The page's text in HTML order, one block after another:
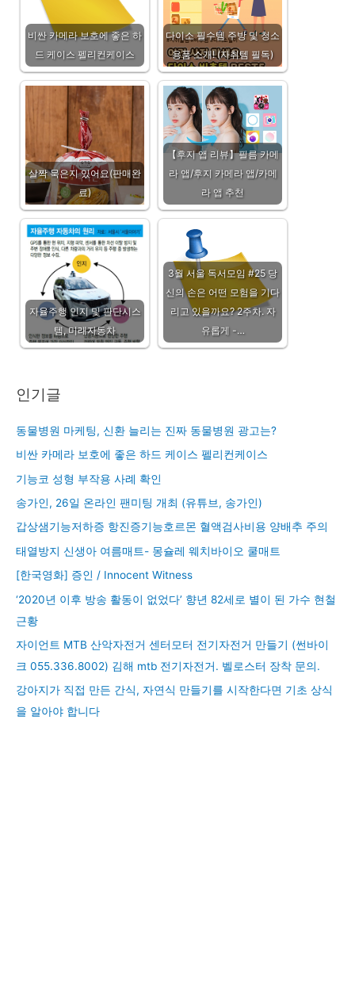
비싼 카메라 보호에 좋은 하
드 케이스 펠리컨케이스
다이소 필수템 주방 및 청소
용품 소개! (자취템 필독)
살짝 묵은지 있어요(판매완
료)
【후지 앱 리뷰】필름 카메
라 앱/후지 카메라 앱/카메
라 앱 추천
자율주행 인지 및 판단시스
템, 미래자동차
3월 서울 독서모임 #25 당
신의 손은 어떤 모험을 기다
리고 있을까요? 2주차. 자
유롭게 -…
인기글
동물병원 마케팅, 신환 늘리는 진짜 동물병원 광고는?
비싼 카메라 보호에 좋은 하드 케이스 펠리컨케이스
기능코 성형 부작용 사례 확인
송가인, 26일 온라인 팬미팅 개최 (유튜브, 송가인)
갑상샘기능저하증 항진증기능호르몬 혈액검사비용 양배추 주의
태열방지 신생아 여름매트- 몽슐레 웨치바이오 쿨매트
[한국영화] 증인 / Innocent Witness
‘2020년 이후 방송 활동이 없었다’ 향년 82세로 별이 된 가수 현철
근황
자이언트 MTB 산악자전거 센터모터 전기자전거 만들기 (썬바이
크 055.336.8002) 김해 mtb 전기자전거. 벨로스터 장착 문의.
강아지가 직접 만든 간식, 자연식 만들기를 시작한다면 기초 상식
을 알아야 합니다